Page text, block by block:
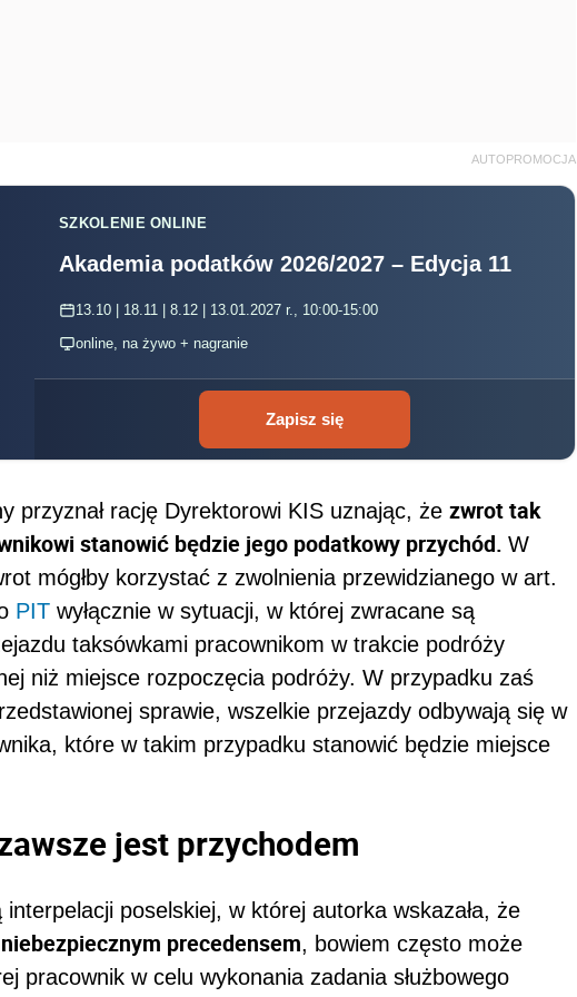
AUTOPROMOCJA
SZKOLENIE ONLINE
Akademia podatków 2026/2027 – Edycja 11
13.10 | 18.11 | 8.12 | 13.01.2027 r., 10:00-15:00
online, na żywo + nagranie
Zapisz się
przyznał rację Dyrektorowi KIS uznając, że zwrot tak
stanowić będzie jego podatkowy przychód. W
mógłby korzystać z zwolnienia przewidzianego w art.
PIT wyłącznie w sytuacji, w której zwracane są
taksówkami pracownikom w trakcie podróży
niż miejsce rozpoczęcia podróży. W przypadku zaś
sprawie, wszelkie przejazdy odbywają się w
które w takim przypadku stanowić będzie miejsce
jest przychodem
poselskiej, w której autorka wskazała, że
precedensem, bowiem często może
pracownik w celu wykonania zadania służbowego